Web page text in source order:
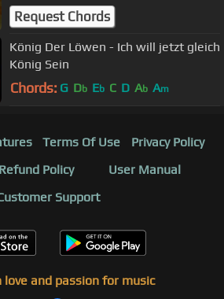
Video)
Request Chords
König Der Löwen - Ich will jetzt gleich
König Sein
Chords: G Db Eb C D Ab Am
Terms Of Use
Privacy Policy
Policy
User Manual
Support
and passion for music